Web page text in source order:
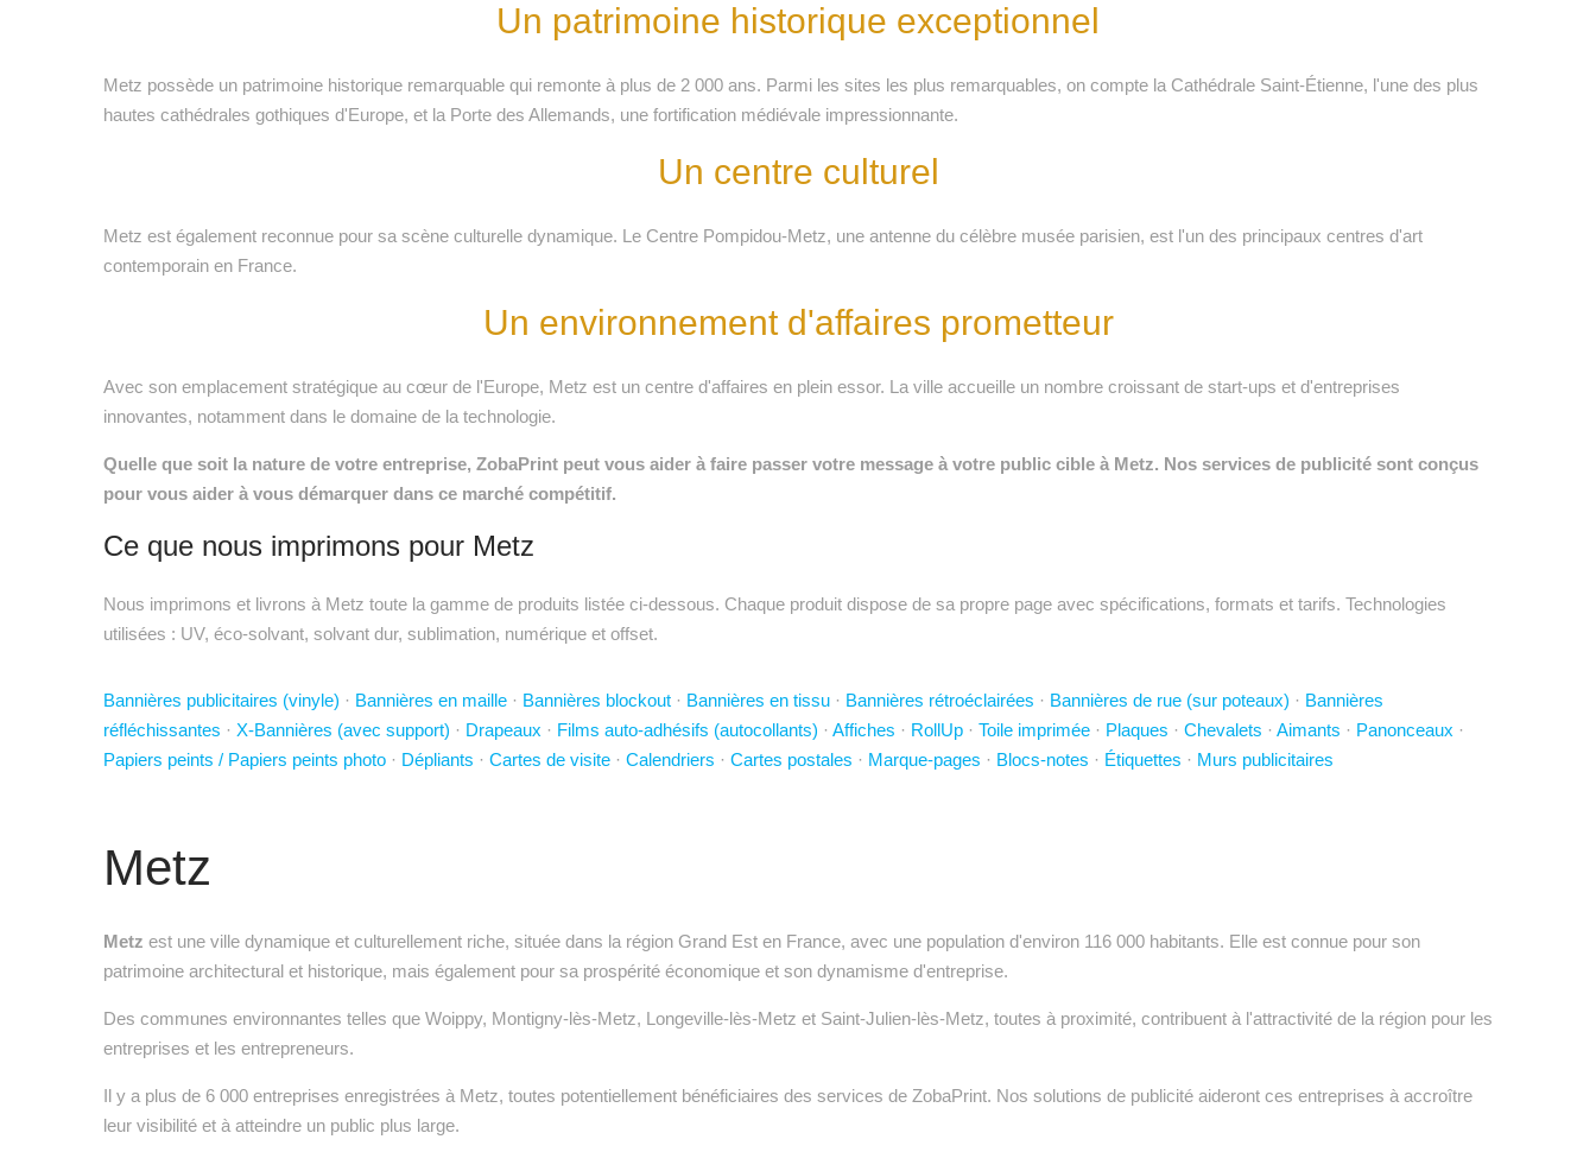
Un patrimoine historique exceptionnel
Metz possède un patrimoine historique remarquable qui remonte à plus de 2 000 ans. Parmi les sites les plus remarquables, on compte la Cathédrale Saint-Étienne, l'une des plus
hautes cathédrales gothiques d'Europe, et la Porte des Allemands, une fortification médiévale impressionnante.
Un centre culturel
Metz est également reconnue pour sa scène culturelle dynamique. Le Centre Pompidou-Metz, une antenne du célèbre musée parisien, est l'un des principaux centres d'art
contemporain en France.
Un environnement d'affaires prometteur
Avec son emplacement stratégique au cœur de l'Europe, Metz est un centre d'affaires en plein essor. La ville accueille un nombre croissant de start-ups et d'entreprises
innovantes, notamment dans le domaine de la technologie.
Quelle que soit la nature de votre entreprise, ZobaPrint peut vous aider à faire passer votre message à votre public cible à Metz. Nos services de publicité sont conçus
pour vous aider à vous démarquer dans ce marché compétitif.
Ce que nous imprimons pour Metz
Nous imprimons et livrons à Metz toute la gamme de produits listée ci-dessous. Chaque produit dispose de sa propre page avec spécifications, formats et tarifs. Technologies
utilisées : UV, éco-solvant, solvant dur, sublimation, numérique et offset.
Bannières publicitaires (vinyle) · Bannières en maille · Bannières blockout · Bannières en tissu · Bannières rétroéclairées · Bannières de rue (sur poteaux) · Bannières
réfléchissantes · X-Bannières (avec support) · Drapeaux · Films auto-adhésifs (autocollants) · Affiches · RollUp · Toile imprimée · Plaques · Chevalets · Aimants · Panonceaux ·
Papiers peints / Papiers peints photo · Dépliants · Cartes de visite · Calendriers · Cartes postales · Marque-pages · Blocs-notes · Étiquettes · Murs publicitaires
Metz
Metz est une ville dynamique et culturellement riche, située dans la région Grand Est en France, avec une population d'environ 116 000 habitants. Elle est connue pour son
patrimoine architectural et historique, mais également pour sa prospérité économique et son dynamisme d'entreprise.
Des communes environnantes telles que Woippy, Montigny-lès-Metz, Longeville-lès-Metz et Saint-Julien-lès-Metz, toutes à proximité, contribuent à l'attractivité de la région pour les
entreprises et les entrepreneurs.
Il y a plus de 6 000 entreprises enregistrées à Metz, toutes potentiellement bénéficiaires des services de ZobaPrint. Nos solutions de publicité aideront ces entreprises à accroître
leur visibilité et à atteindre un public plus large.